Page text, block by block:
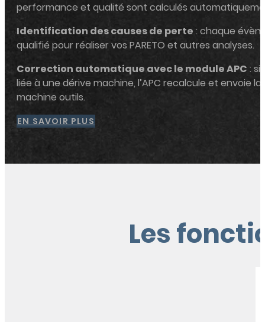
performance et qualité sont calculés
Identification des causes de perte : chaque
qualifié pour réaliser vos PARETO et autres analyses.
Correction automatique avec le module APC :
liée à une dérive machine, l’APC recalcule et envoie
machine outils.
EN SAVOIR PLUS
Les